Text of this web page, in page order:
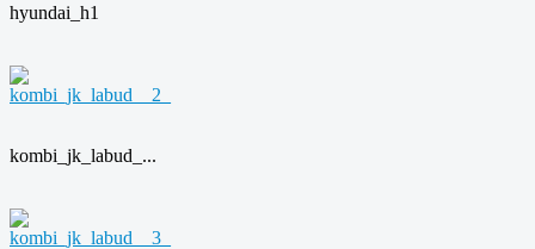
hyundai_h1
kombi_jk_labud_...